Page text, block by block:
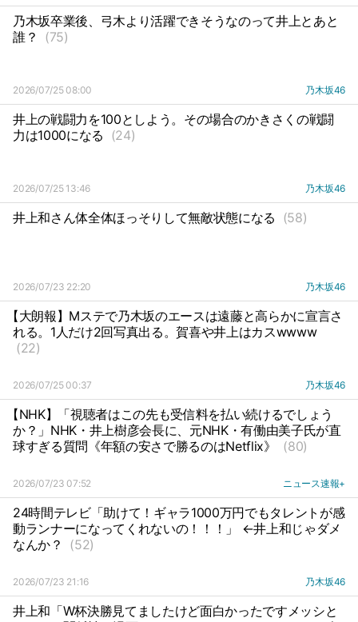
乃木坂卒業後、弓木より活躍できそうなのって井上とあと
誰？
(75)
2026/07/25 08:00 乃木坂46
井上の戦闘力を100としよう。その場合のかきさくの戦闘
力は1000になる (24)
2026/07/25 13:46 乃木坂46
井上和さん体全体ほっそりして無敵状態になる (58)
2026/07/23 22:20 乃木坂46
【大朗報】Mステで乃木坂のエースは遠藤と高らかに宣言さ
れる。1人だけ2回写真出る。賀喜や井上はカスwwww
(22)
2026/07/25 00:37 乃木坂46
【NHK】「視聴者はこの先も受信料を払い続けるでしょう
か？」NHK・井上樹彦会長に、元NHK・有働由美子氏が直
球すぎる質問《年額の安さで勝るのはNetflix》
(80)
2026/07/23 07:52 ニュース速報+
24時間テレビ「助けて！ギャラ1000万円でもタレントが感
動ランナーになってくれないの！！！」 ←井上和じゃダメ
なんか？
(52)
2026/07/23 21:16 乃木坂46
井上和「W杯決勝見てましたけど面白かったですメッシと